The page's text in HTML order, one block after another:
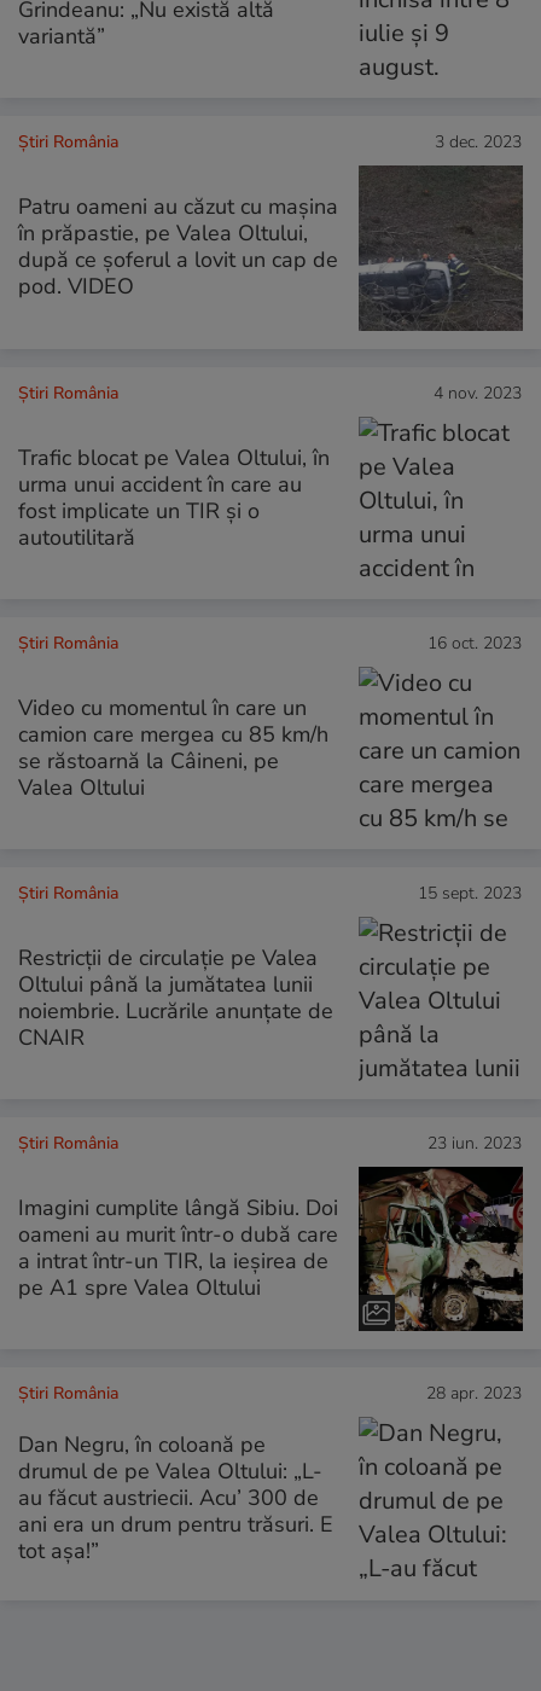
Grindeanu: „Nu există altă
variantă”
Știri România 3 dec. 2023
Patru oameni au căzut cu mașina
în prăpastie, pe Valea Oltului,
după ce șoferul a lovit un cap de
pod. VIDEO
Știri România 4 nov. 2023
Trafic blocat pe Valea Oltului, în
urma unui accident în care au
fost implicate un TIR și o
autoutilitară
Știri România 16 oct. 2023
Video cu momentul în care un
camion care mergea cu 85 km/h
se răstoarnă la Câineni, pe
Valea Oltului
Știri România 15 sept. 2023
Restricții de circulație pe Valea
Oltului până la jumătatea lunii
noiembrie. Lucrările anunțate de
CNAIR
Știri România 23 iun. 2023
Imagini cumplite lângă Sibiu. Doi
oameni au murit într-o dubă care
a intrat într-un TIR, la ieșirea de
pe A1 spre Valea Oltului
Știri România 28 apr. 2023
Dan Negru, în coloană pe
drumul de pe Valea Oltului: „L-
au făcut austriecii. Acu’ 300 de
ani era un drum pentru trăsuri. E
tot așa!”